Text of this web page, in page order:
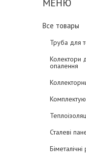
Все товары
Труба для
Колектори
опалення
Сталеві